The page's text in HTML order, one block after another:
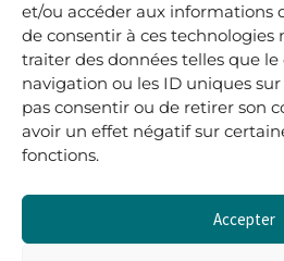
et/ou accéder aux informations
de consentir à ces technologies
traiter des données telles que
navigation ou les ID uniques
pas consentir ou de retirer son
avoir un effet négatif sur
fonctions.
Accepter
.
MARDI AU
10H00-12H45 |